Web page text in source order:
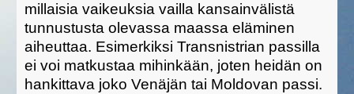
millaisia vaikeuksia vailla kansainvälistä
tunnustusta olevassa maassa eläminen
aiheuttaa. Esimerkiksi Transnistrian passilla
ei voi matkustaa mihinkään, joten heidän on
hankittava joko Venäjän tai Moldovan passi.